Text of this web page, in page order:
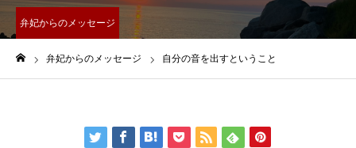
弁妃からのメッセージ
弁妃からのメッセージ 自分の音を出すということ